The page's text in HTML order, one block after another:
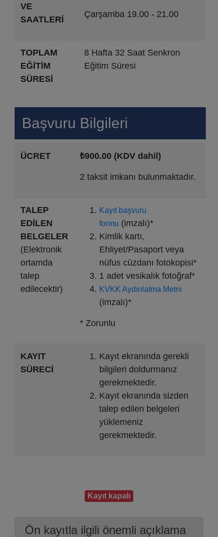
VE
SAATLERİ
Çarşamba 19.00 - 21.00
TOPLAM
EĞİTİM
SÜRESİ
8 Hafta 32 Saat Senkron
Eğitim Süresi
Başvuru Bilgileri
ÜCRET ₺900.00 (KDV dahil)
2 taksit imkanı bulunmaktadır.
TALEP
EDİLEN
BELGELER
(Elektronik
ortamda
talep
edilecektir)
Kayıt başvuru
formu (imzalı)*
Kimlik kartı,
Ehliyet/Pasaport veya
nüfus cüzdanı fotokopisi*
1 adet vesikalık fotoğraf*
KVKK Aydınlatma Metni
(imzalı)*
* Zorunlu
KAYIT
SÜRECİ
Kayıt ekranında gerekli
bilgileri doldurmanız
gerekmektedir.
Kayıt ekranında sizden
talep edilen belgeleri
yüklemeniz
gerekmektedir.
Kayıt kapalı
Ön kayıtla ilgili önemli açıklama